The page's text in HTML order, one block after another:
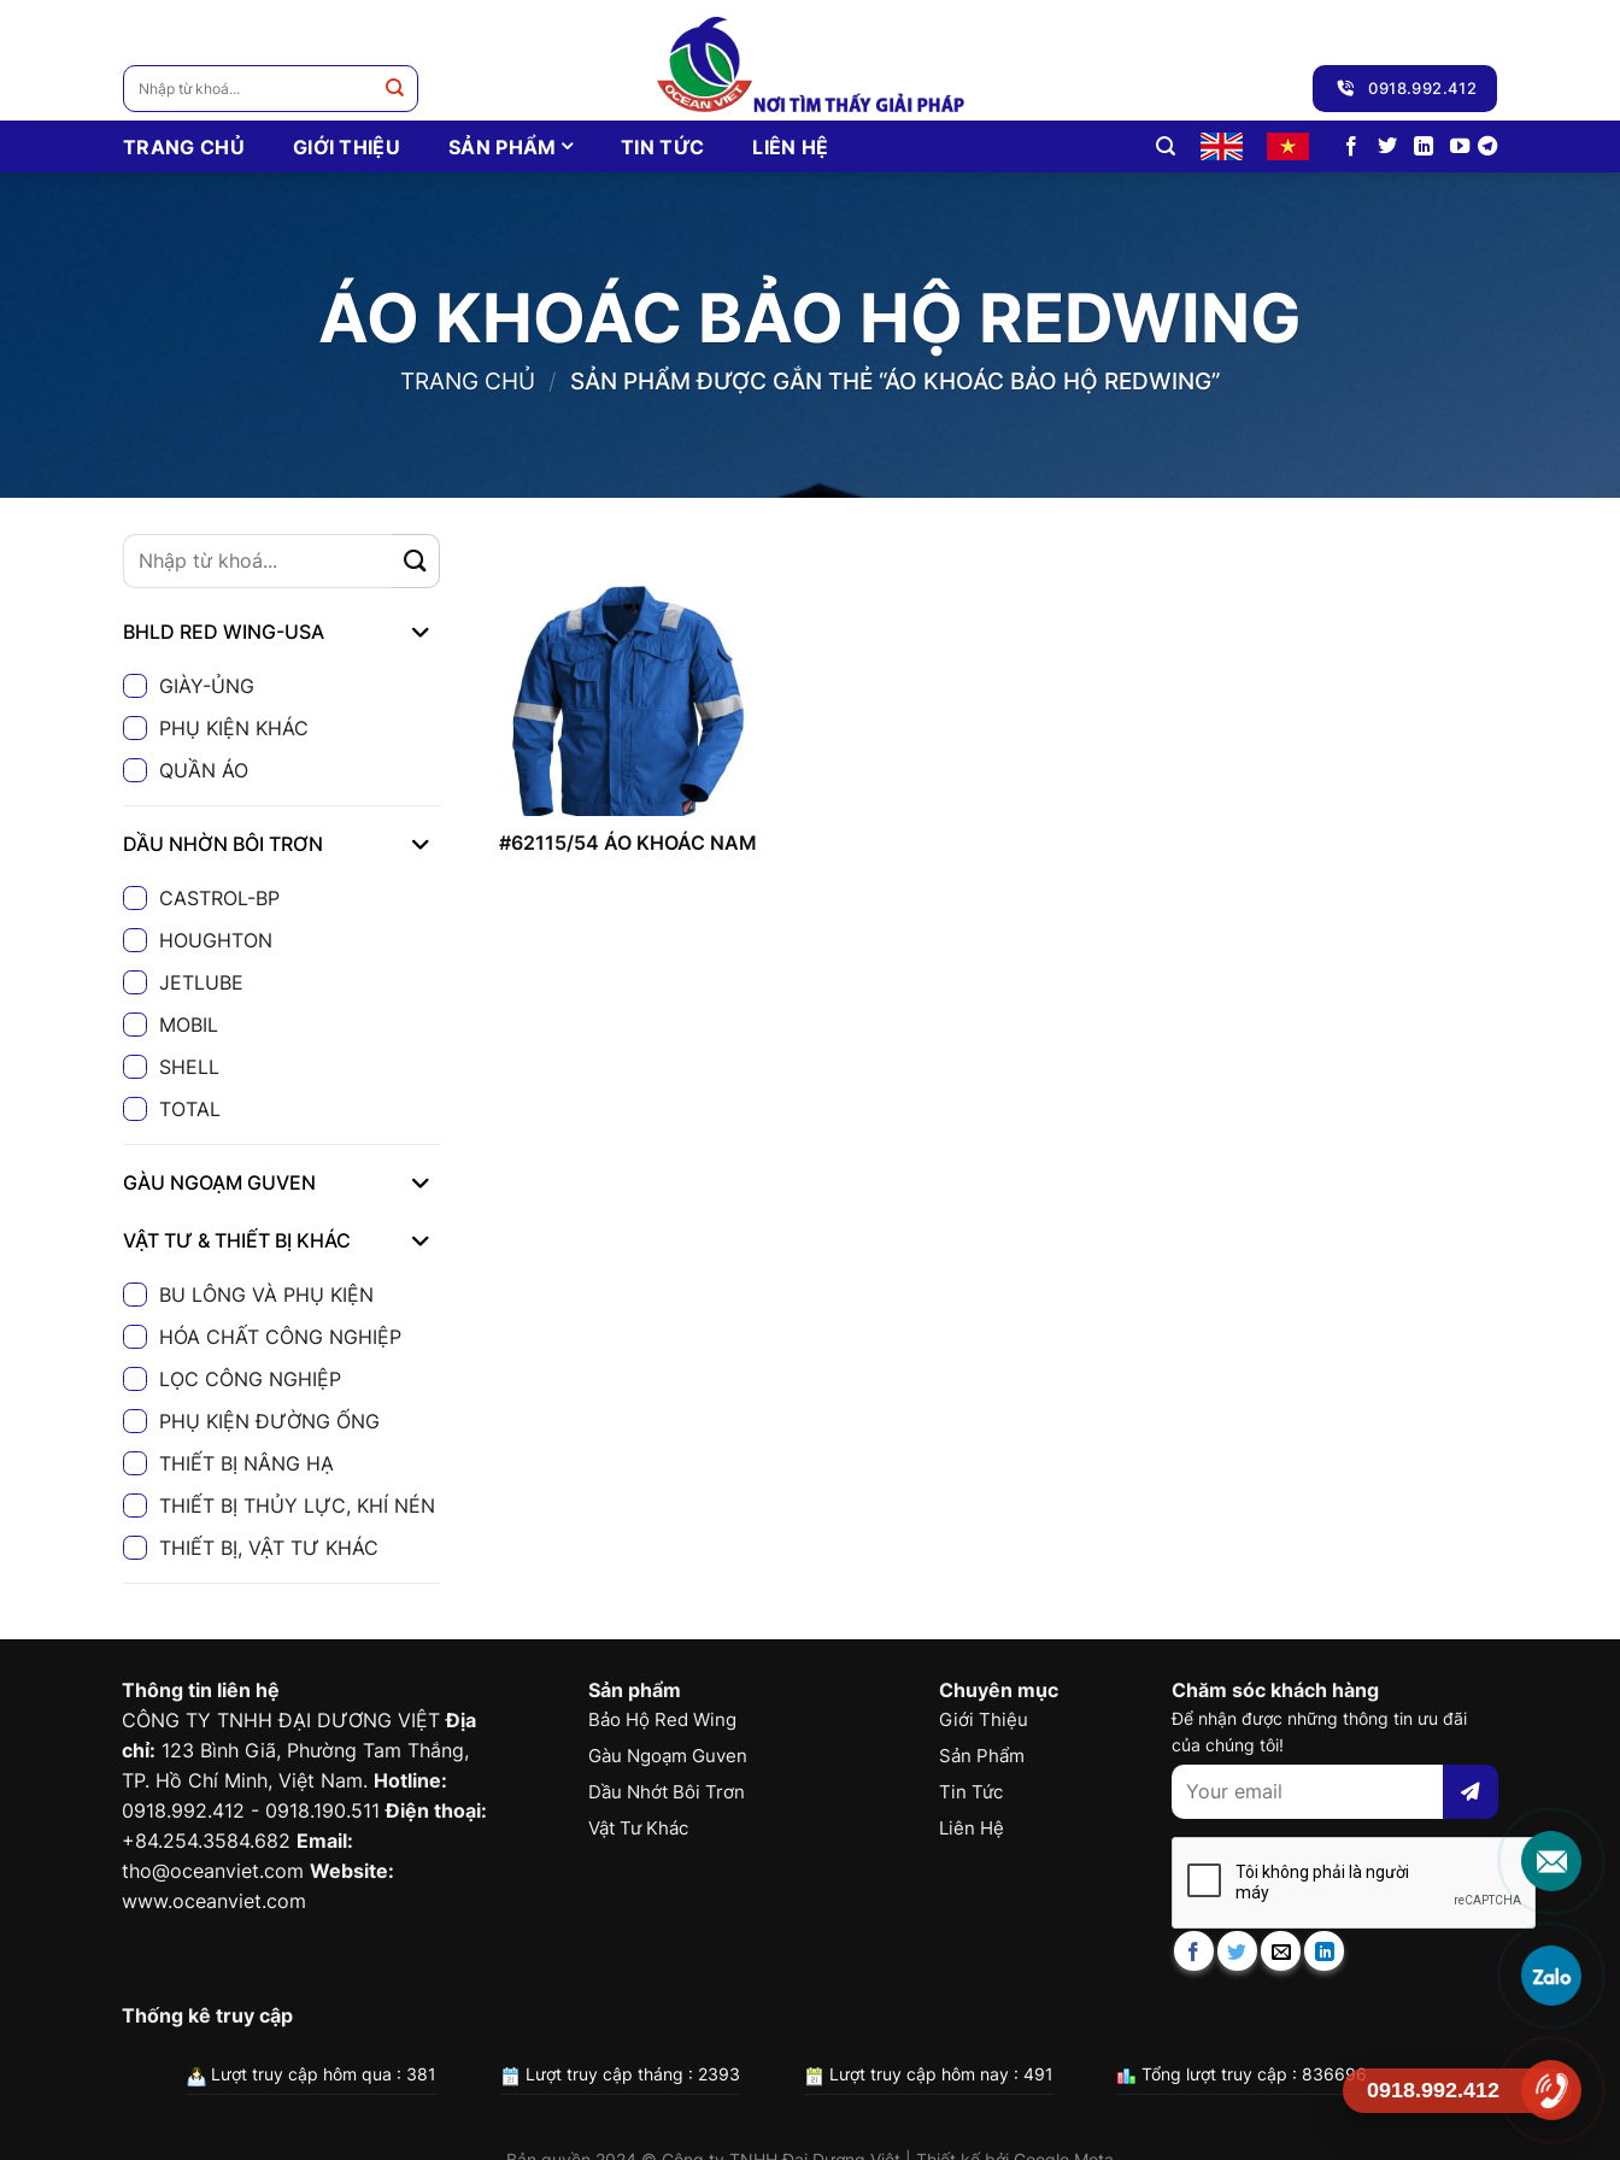
Tìm
kiếm:
0918.992.412
TRANG CHỦ GIỚI THIỆU SẢN PHẨM TIN TỨC LIÊN HỆ
ÁO KHOÁC BẢO HỘ REDWING
TRANG CHỦ / SẢN PHẨM ĐƯỢC GẮN THẺ “ÁO KHOÁC BẢO HỘ REDWING”
BHLD RED WING-USA
GIÀY-ỦNG
PHỤ KIỆN KHÁC
QUẦN ÁO
DẦU NHỜN BÔI TRƠN
CASTROL-BP
HOUGHTON
JETLUBE
MOBIL
SHELL
TOTAL
GÀU NGOẠM GUVEN
VẬT TƯ & THIẾT BỊ KHÁC
BU LÔNG VÀ PHỤ KIỆN
HÓA CHẤT CÔNG NGHIỆP
LỌC CÔNG NGHIỆP
PHỤ KIỆN ĐƯỜNG ỐNG
THIẾT BỊ NÂNG HẠ
THIẾT BỊ THỦY LỰC, KHÍ NÉN
THIẾT BỊ, VẬT TƯ KHÁC
#62115/54 ÁO KHOÁC NAM
Thông tin liên hệ
CÔNG TY TNHH ĐẠI DƯƠNG VIỆTĐịa
chỉ: 123 Bình Giã, Phường Tam Thắng,
TP. Hồ Chí Minh, Việt Nam. Hotline:
0918.992.412 - 0918.190.511Điện thoại:
+84.254.3584.682 Email:
tho@oceanviet.com Website:
www.oceanviet.com
Sản phẩm
Bảo Hộ Red Wing
Gàu Ngoạm Guven
Dầu Nhớt Bôi Trơn
Vật Tư Khác
Chuyên mục
Giới Thiệu
Sản Phẩm
Tin Tức
Liên Hệ
Chăm sóc khách hàng
Để nhận được những thông tin ưu đãi
của chúng tôi!
Thống kê truy cập
Lượt truy cập hôm qua : 381 Lượt truy cập tháng : 2393 Lượt truy cập hôm nay : 491 Tổng lượt truy cập : 836696
0918.992.412